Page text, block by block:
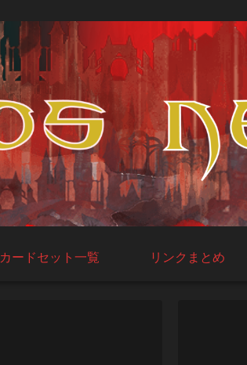
カードセット一覧 リンクまとめ